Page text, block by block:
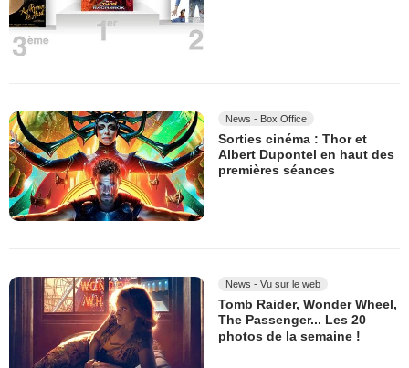
News - Box Office
Sorties cinéma : Thor et
Albert Dupontel en haut des
premières séances
News - Vu sur le web
Tomb Raider, Wonder Wheel,
The Passenger... Les 20
photos de la semaine !